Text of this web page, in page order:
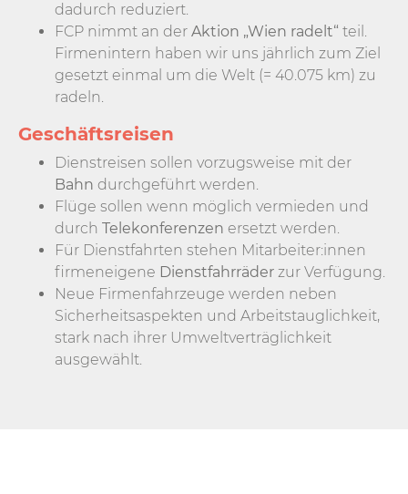
dadurch reduziert.
FCP nimmt an der Aktion „Wien radelt“ teil.
Firmenintern haben wir uns jährlich zum Ziel
gesetzt einmal um die Welt (= 40.075 km) zu
radeln.
Geschäftsreisen
Dienstreisen sollen vorzugsweise mit der
Bahn durchgeführt werden.
Flüge sollen wenn möglich vermieden und
durch Telekonferenzen ersetzt werden.
Für Dienstfahrten stehen Mitarbeiter:innen
firmeneigene Dienstfahrräder zur Verfügung.
Neue Firmenfahrzeuge werden neben
Sicherheitsaspekten und Arbeitstauglichkeit,
stark nach ihrer Umweltverträglichkeit
ausgewählt.